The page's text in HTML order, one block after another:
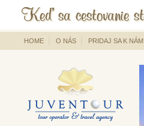
HOME O NÁS PRIDAJ SA K NÁM